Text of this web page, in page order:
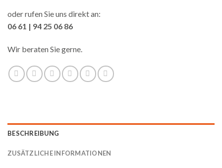
oder rufen Sie uns direkt an:
06 61 | 94 25 06 86
Wir beraten Sie gerne.
BESCHREIBUNG
ZUSÄTZLICHE INFORMATIONEN